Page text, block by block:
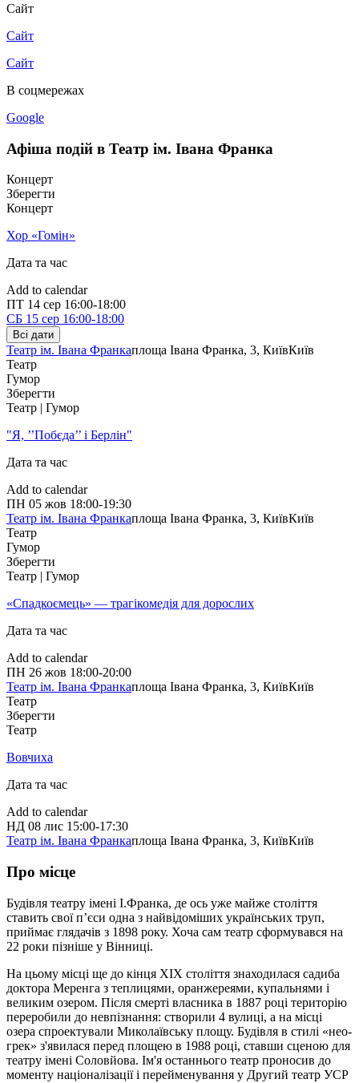
Сайт
Сайт
Сайт
В соцмережах
Google
Афіша подій в Театр ім. Івана Франка
Концерт
Зберегти
Концерт
Хор «Гомін»
Дата та час
Add to calendar
ПТ 14 сер 16:00-18:00
СБ 15 сер 16:00-18:00
Всі дати
Театр ім. Івана Франкаплоща Івана Франка, 3, КиївКиїв
Театр
Гумор
Зберегти
Театр | Гумор
"Я, ’’Побєда’’ і Берлін"
Дата та час
Add to calendar
ПН 05 жов 18:00-19:30
Театр ім. Івана Франкаплоща Івана Франка, 3, КиївКиїв
Театр
Гумор
Зберегти
Театр | Гумор
«Спадкоємець» — трагікомедія для дорослих
Дата та час
Add to calendar
ПН 26 жов 18:00-20:00
Театр ім. Івана Франкаплоща Івана Франка, 3, КиївКиїв
Театр
Зберегти
Театр
Вовчиха
Дата та час
Add to calendar
НД 08 лис 15:00-17:30
Театр ім. Івана Франкаплоща Івана Франка, 3, КиївКиїв
Про місце
Будівля театру імені І.Франка, де ось уже майже століття
ставить свої п’єси одна з найвідоміших українських труп,
приймає глядачів з 1898 року. Хоча сам театр сформувався на
22 роки пізніше у Вінниці.
На цьому місці ще до кінця ХІХ століття знаходилася садиба
доктора Меренга з теплицями, оранжереями, купальнями і
великим озером. Після смерті власника в 1887 році територію
переробили до невпізнання: створили 4 вулиці, а на місці
озера спроектували Миколаївську площу. Будівля в стилі «нео-
грек» з'явилася перед площею в 1988 році, ставши сценою для
театру імені Соловйова. Ім'я останнього театр проносив до
моменту націоналізації і перейменування у Другий театр УСР